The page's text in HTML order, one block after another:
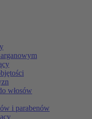
włosów
i parabenów